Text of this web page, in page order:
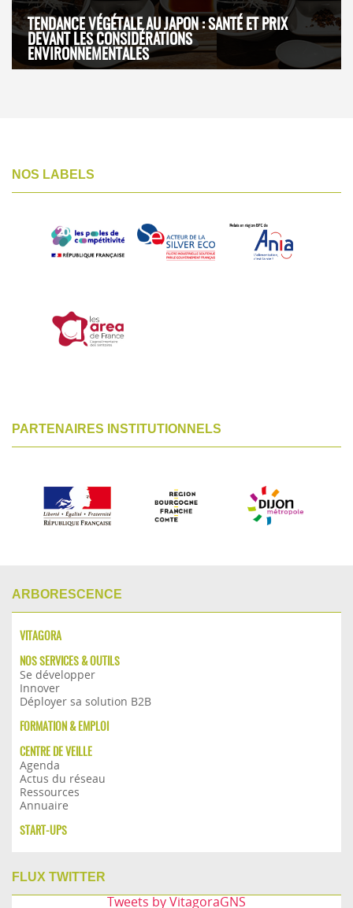
TENDANCE VÉGÉTALE AU JAPON : SANTÉ ET PRIX
DEVANT LES CONSIDÉRATIONS
ENVIRONNEMENTALES
NOS LABELS
PARTENAIRES INSTITUTIONNELS
ARBORESCENCE
VITAGORA
NOS SERVICES & OUTILS
Se développer
Innover
Déployer sa solution B2B
FORMATION & EMPLOI
CENTRE DE VEILLE
Agenda
Actus du réseau
Ressources
Annuaire
START-UPS
FLUX TWITTER
Tweets by VitagoraGNS